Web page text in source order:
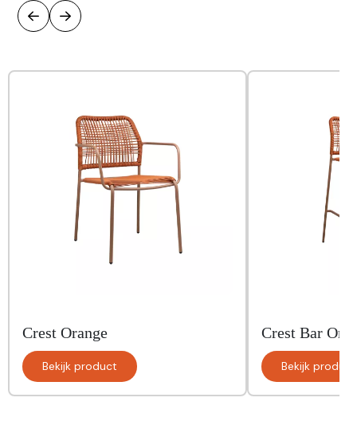
Crest Orange
Bekijk product
Crest Bar
Bekijk product